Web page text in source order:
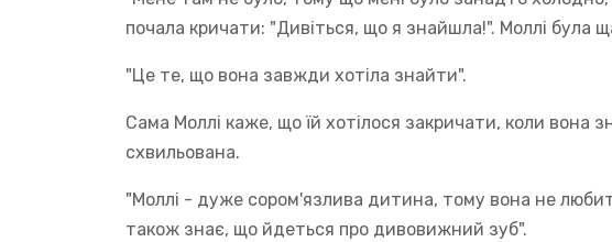
почала кричати: "Дивіться, що я знайшла!". Моллі була
"Це те, що вона завжди хотіла знайти".
Сама Моллі каже, що їй хотілося закричати, коли вона
схвильована.
"Моллі - дуже сором'язлива дитина, тому вона не
також знає, що йдеться про дивовижний зуб".